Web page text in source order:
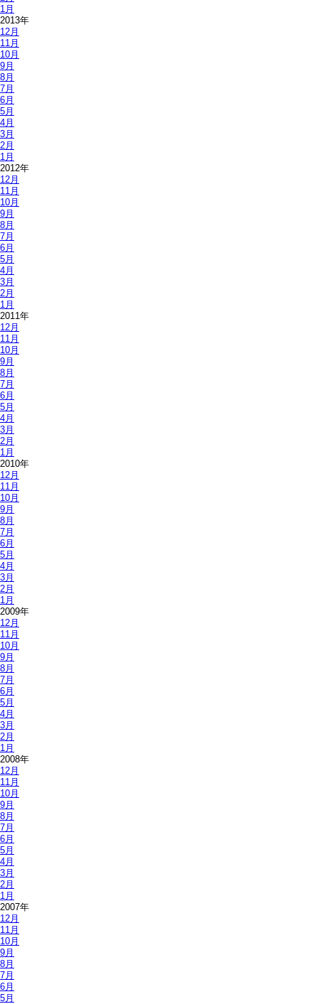
1月
2013年
12月
11月
10月
9月
8月
7月
6月
5月
4月
3月
2月
1月
2012年
12月
11月
10月
9月
8月
7月
6月
5月
4月
3月
2月
1月
2011年
12月
11月
10月
9月
8月
7月
6月
5月
4月
3月
2月
1月
2010年
12月
11月
10月
9月
8月
7月
6月
5月
4月
3月
2月
1月
2009年
12月
11月
10月
9月
8月
7月
6月
5月
4月
3月
2月
1月
2008年
12月
11月
10月
9月
8月
7月
6月
5月
4月
3月
2月
1月
2007年
12月
11月
10月
9月
8月
7月
6月
5月